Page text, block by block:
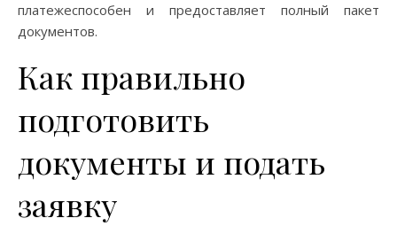
платежеспособен и предоставляет полный пакет
документов.
Как правильно
подготовить
документы и подать
заявку